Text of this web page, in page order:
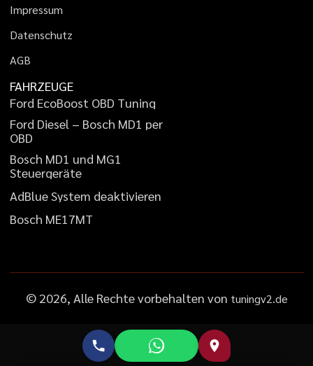
Impressum
Datenschutz
AGB
FAHRZEUGE
Ford EcoBoost OBD Tuning
Ford Diesel – Bosch MD1 per
OBD
Bosch MD1 und MG1
Steuergeräte
AdBlueSystem deaktivieren
Bosch ME17MT
© 2026, Alle Rechte vorbehalten von tuningv2.de